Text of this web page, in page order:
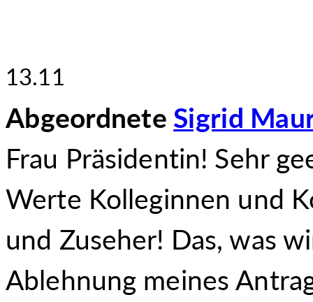
13.11
Abgeordnete Sigrid
Frau Präsidentin! Sehr
Werte Kolleginnen und
und Zuseher! Das, was
Ablehnung meines